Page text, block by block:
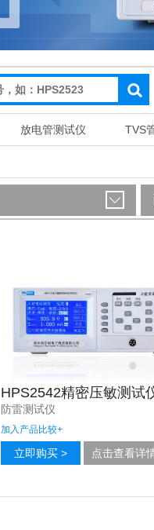
放电管测试仪 TVS
HPS2542精密压敏测试
防雷测试仪
加入产品比较+
立即购买 > 点击查看详